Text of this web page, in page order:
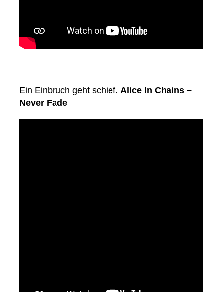
Ein Einbruch geht schief. Alice In Chains –
Never Fade